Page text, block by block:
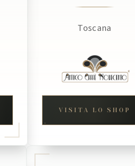
Toscana
VISITA LO SHOP